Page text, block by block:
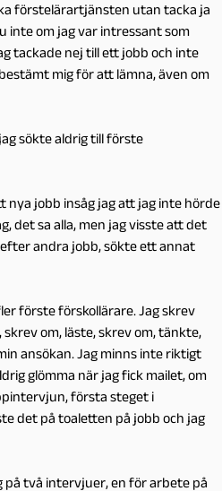
förstelärartjänsten utan tacka ja
inte om jag var intressant som
tackade nej till ett jobb och inte
mig för att lämna, även om
sökte aldrig till förste
nya jobb insåg jag att jag inte hörde
det sa alla, men jag visste att det
andra jobb, sökte ett annat
förste förskollärare. Jag skrev
om, läste, skrev om, tänkte,
ansökan. Jag minns inte riktigt
glömma när jag fick mailet, om
första steget i
det på toaletten på jobb och jag
på två intervjuer, en för arbete på